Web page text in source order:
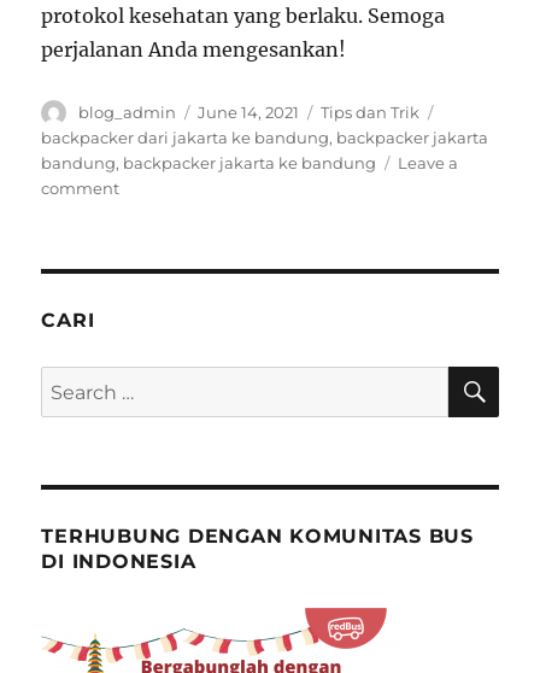
protokol kesehatan yang berlaku. Semoga
perjalanan Anda mengesankan!
Author
blog_admin
Posted
on
June 14, 2021 Categories
Tips dan Trik
backpacker dari jakarta ke bandung, backpacker jakarta
bandung, backpacker jakarta ke bandung
Leave a
commenton
Bandung
CARI
Search
for:
TERHUBUNG DENGAN KOMUNITAS BUS
DI INDONESIA